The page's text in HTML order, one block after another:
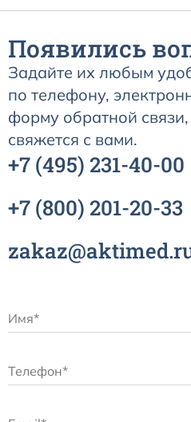
Появились
Задайте их любым
по телефону,
форму обратной
свяжется с вами.
+7 (495) 231-40-00
+7 (800) 201-20-33